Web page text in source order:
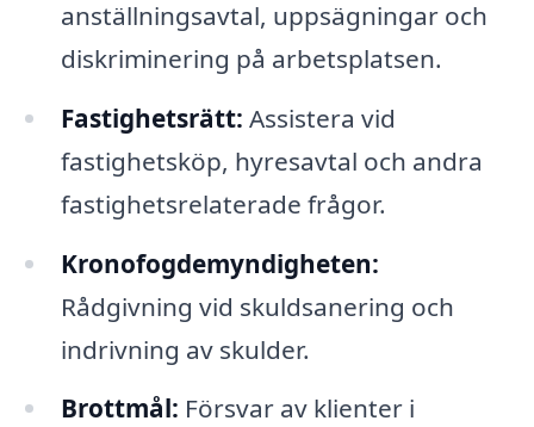
anställningsavtal, uppsägningar och
diskriminering på arbetsplatsen.
Fastighetsrätt: Assistera vid
fastighetsköp, hyresavtal och andra
fastighetsrelaterade frågor.
Kronofogdemyndigheten:
Rådgivning vid skuldsanering och
indrivning av skulder.
Brottmål: Försvar av klienter i